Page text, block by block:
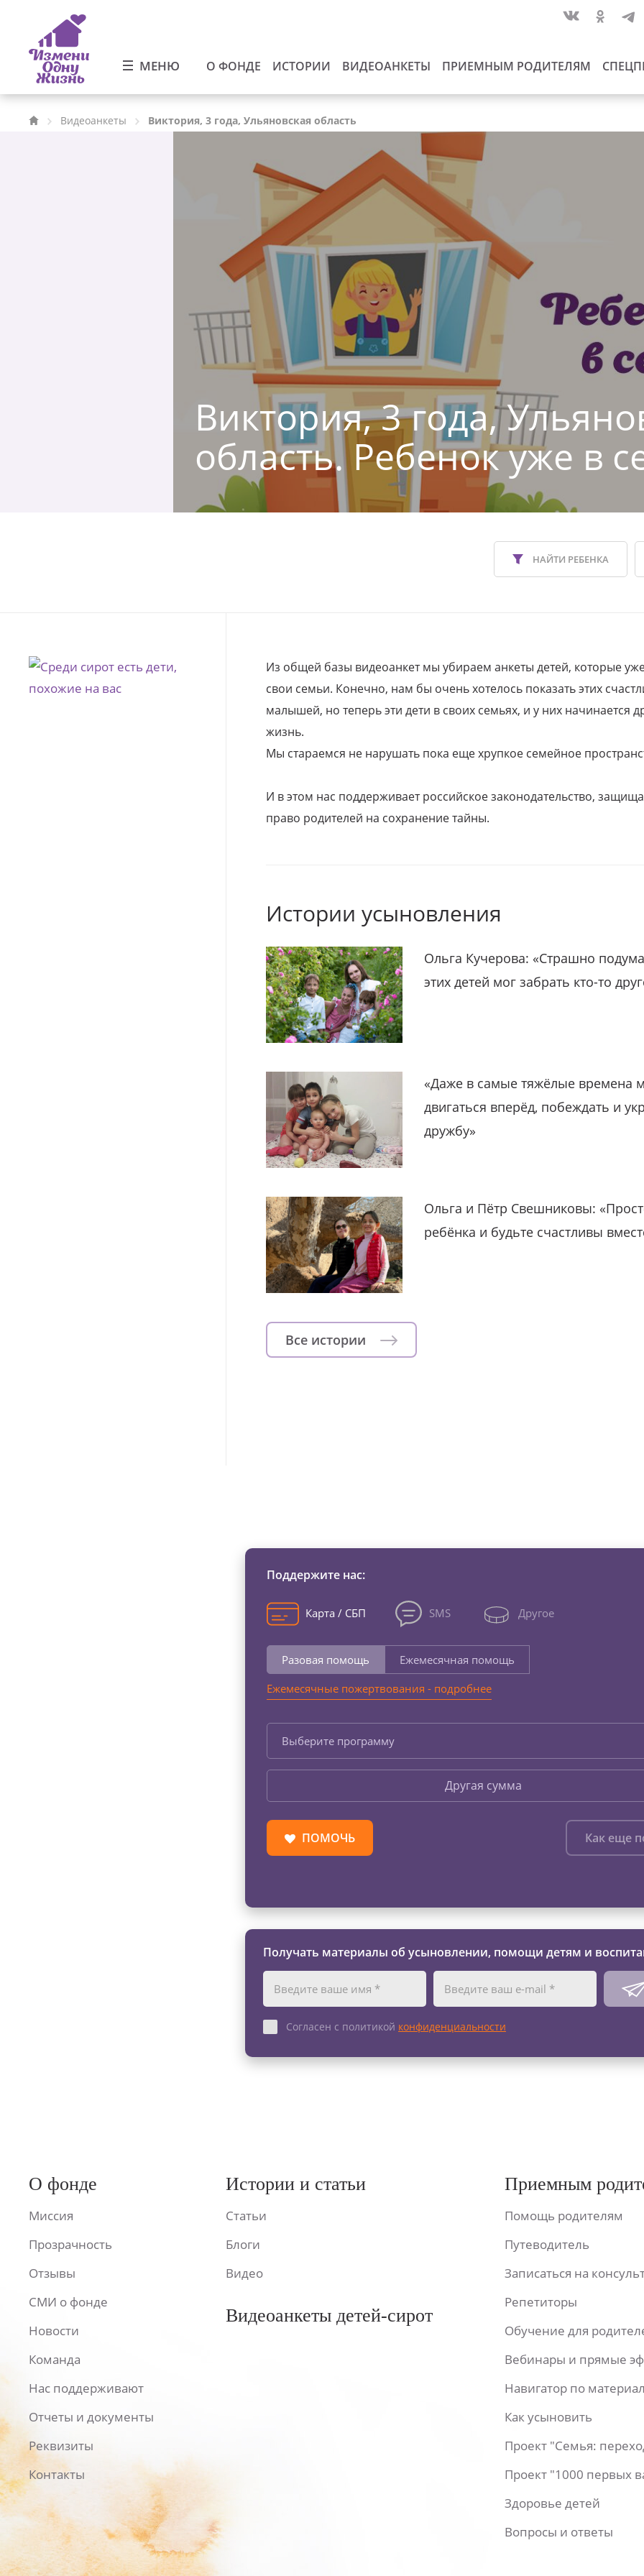
МЕНЮ О ФОНДЕ ИСТОРИИ ВИДЕОАНКЕТЫ ПРИЕМНЫМ РОДИТЕЛЯМ
Видеоанкеты Виктория, 3 года, Ульяновская область
Виктория, 3 года,
область. Ребенок уже в
НАЙТИ РЕБЕНКА
Из общей базы видеоанкет мы убираем анкеты детей, которые
свои семьи. Конечно, нам бы очень хотелось показать этих
малышей, но теперь эти дети в своих семьях, и у них начинается
жизнь.
Мы стараемся не нарушать пока еще хрупкое семейное
И в этом нас поддерживает российское законодательство,
право родителей на сохранение тайны.
Истории усыновления
Ольга Кучерова: «Страшно
этих детей мог забрать кто-то
«Даже в самые тяжёлые времена
двигаться вперёд, побеждать и
дружбу»
Ольга и Пётр Свешниковы:
ребёнка и будьте счастливы
Все истории
Поддержите нас:
Карта / СБП SMS Другое
Разовая помощь
Ежемесячная помощь
Ежемесячные пожертвования - подробнее
Выберите программу
Другая сумма
ПОМОЧЬ Как еще
Получать материалы об усыновлении, помощи детям и
Согласен с политикой конфиденциальности
О фонде
Миссия
Прозрачность
Отзывы
СМИ о фонде
Новости
Команда
Нас поддерживают
Отчеты и документы
Реквизиты
Контакты
Истории и статьи
Статьи
Блоги
Видео
Видеоанкеты детей-сирот
Приемным
Помощь родителям
Путеводитель
Записаться на
Репетиторы
Обучение для
Вебинары и прямые
Навигатор по
Как усыновить
Проект "Семья:
Проект "1000 первых
Здоровье детей
Вопросы и ответы